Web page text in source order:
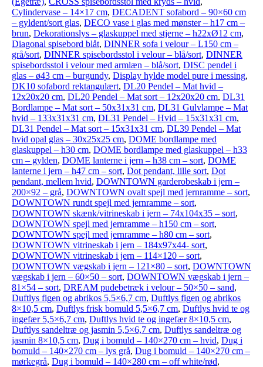
Cylindervase – 14×17 cm, DECADENT sofabord – 90×60 cm
– gyldent/sort glas, DECO vase i glas med mønster – h17 cm –
brun, Dekorationslys – glaskuppel med stjerne – h22xØ12 cm,
Diagonal spisebord blåt, DINNER sofa i velour – L150 cm –
grå/sort, DINNER spisebordsstol i velour – blå/sort, DINNER
spisebordsstol i velour med armlæn – blå/sort, DISC pendel i
glas – ø43 cm – burgundy, Display hylde model pure i messing,
DK10 sofabord rektangulært, DL20 Pendel – Mat hvid –
12x20x20 cm, DL20 Pendel – Mat sort – 12x20x20 cm, DL31
Bordlampe – Mat sort – 50x31x31 cm, DL31 Gulvlampe – Mat
hvid – 133x31x31 cm, DL31 Pendel – Hvid – 15x31x31 cm,
DL31 Pendel – Mat sort – 15x31x31 cm, DL39 Pendel – Mat
hvid opal glas – 30x25x25 cm, DOME bordlampe med
glaskuppel – h30 cm, DOME bordlampe med glaskuppel – h33
cm – gylden, DOME lanterne i jern – h38 cm – sort, DOME
lanterne i jern – h47 cm – sort, Dot pendant, lille sort, Dot
pendant, mellem hvid, DOWNTOWN garderobeskab i jern –
200×92 – grå, DOWNTOWN ovalt spejl med jernramme – sort,
DOWNTOWN rundt spejl med jernramme – sort,
DOWNTOWN skænk/vitrineskab i jern – 74x104x35 – sort,
DOWNTOWN spejl med jernramme – h150 cm – sort,
DOWNTOWN spejl med jernramme – h80 cm – sort,
DOWNTOWN vitrineskab i jern – 184x97x44- sort,
DOWNTOWN vitrineskab i jern – 114×120 – sort,
DOWNTOWN vægskab i jern – 121×80 – sort, DOWNTOWN
vægskab i jern – 60×50 – sort, DOWNTOWN vægskab i jern –
81×54 – sort, DREAM pudebetræk i velour – 50×50 – sand,
Duftlys figen og abrikos 5,5×6,7 cm, Duftlys figen og abrikos
8×10,5 cm, Duftlys frisk bomuld 5,5×6,7 cm, Duftlys hvid te og
ingefær 5,5×6,7 cm, Duftlys hvid te og ingefær 8×10,5 cm,
Duftlys sandeltræ og jasmin 5,5×6,7 cm, Duftlys sandeltræ og
jasmin 8×10,5 cm, Dug i bomuld – 140×270 cm – hvid, Dug i
bomuld – 140×270 cm – lys grå, Dug i bomuld – 140×270 cm –
mørkegrå, Dug i bomuld – 140×280 cm – off white/rød,